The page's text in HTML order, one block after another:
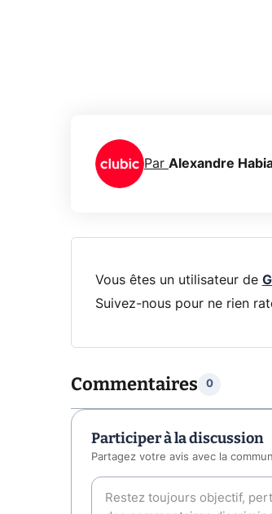
Par Alexandre
Vous êtes un utilisateur de
Suivez-nous pour ne rien
Commentaires 0
Participer à la discussion
Partagez votre avis avec la